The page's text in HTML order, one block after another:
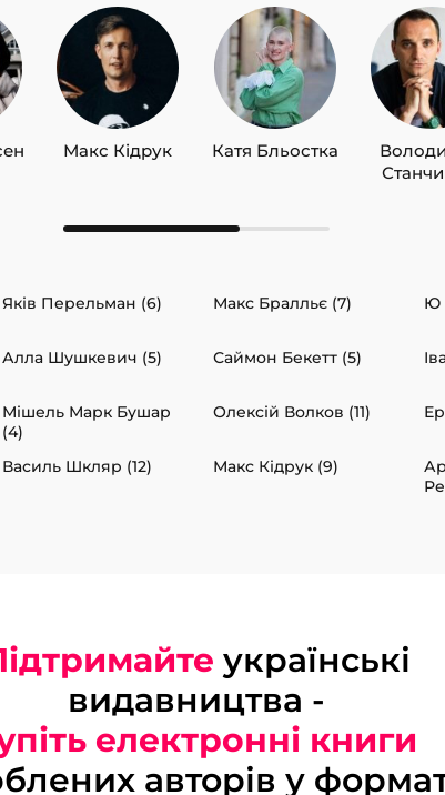
Макс Кідрук Катя Бльостка
Яків Перельман (6) Макс Бралльє (7) Ю
Алла Шушкевич (5) Саймон Бекетт (5)
Мішель Марк Бушар
(4)
Олексій Волков (11)
Василь Шкляр (12) Макс Кідрук (9)
українські
видавництва -
електронні книги
авторів у